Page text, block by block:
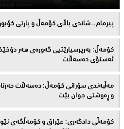
پیرمام.. شاندی باڵای كۆمه‌ڵ و پارتی
كۆمەڵ: بەرپرسیارێتیی گەورەی هەر
ئەستۆی دەسەڵات
مەڵبەندى سۆرانى کۆمەڵ: دەسەڵات
و ڕەوشتى جوان بێت
کۆمەڵى دادگەرى: عێراق و كۆمەڵگەی